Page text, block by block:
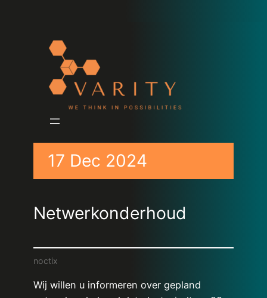
17 Dec 2024
Netwerkonderhoud
noctix
Wij willen u informeren over gepland